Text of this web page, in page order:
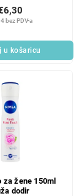
bez PDV-a
u košaricu
za žene 150ml
dodir